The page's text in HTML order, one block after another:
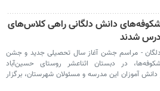
دانش دلگانی راهی کلاس‌های
درس شدند
دلگان - مراسم جشن آغاز سال تحصیلی جدید و جشن
در دبستان اثناعشر روستای حسین‌آباد
آموزان این مدرسه و مسئولان شهرستان، برگزار